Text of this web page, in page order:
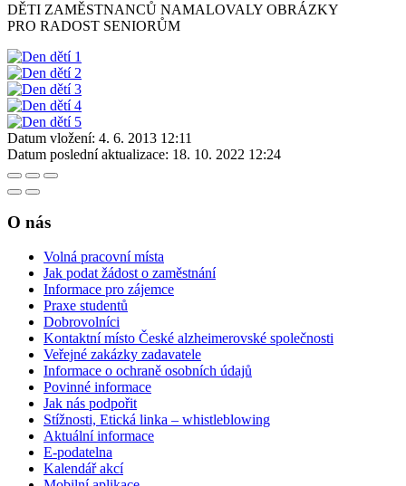
DĚTI ZAMĚSTNANCŮ NAMALOVALY OBRÁZKY
PRO RADOST SENIORŮM
Datum vložení: 4. 6. 2013 12:11
Datum poslední aktualizace: 18. 10. 2022 12:24
O nás
Volná pracovní místa
Jak podat žádost o zaměstnání
Informace pro zájemce
Praxe studentů
Dobrovolníci
Kontaktní místo České alzheimerovské společnosti
Veřejné zakázky zadavatele
Informace o ochraně osobních údajů
Povinné informace
Jak nás podpořit
Stížnosti, Etická linka – whistleblowing
Aktuální informace
E-podatelna
Kalendář akcí